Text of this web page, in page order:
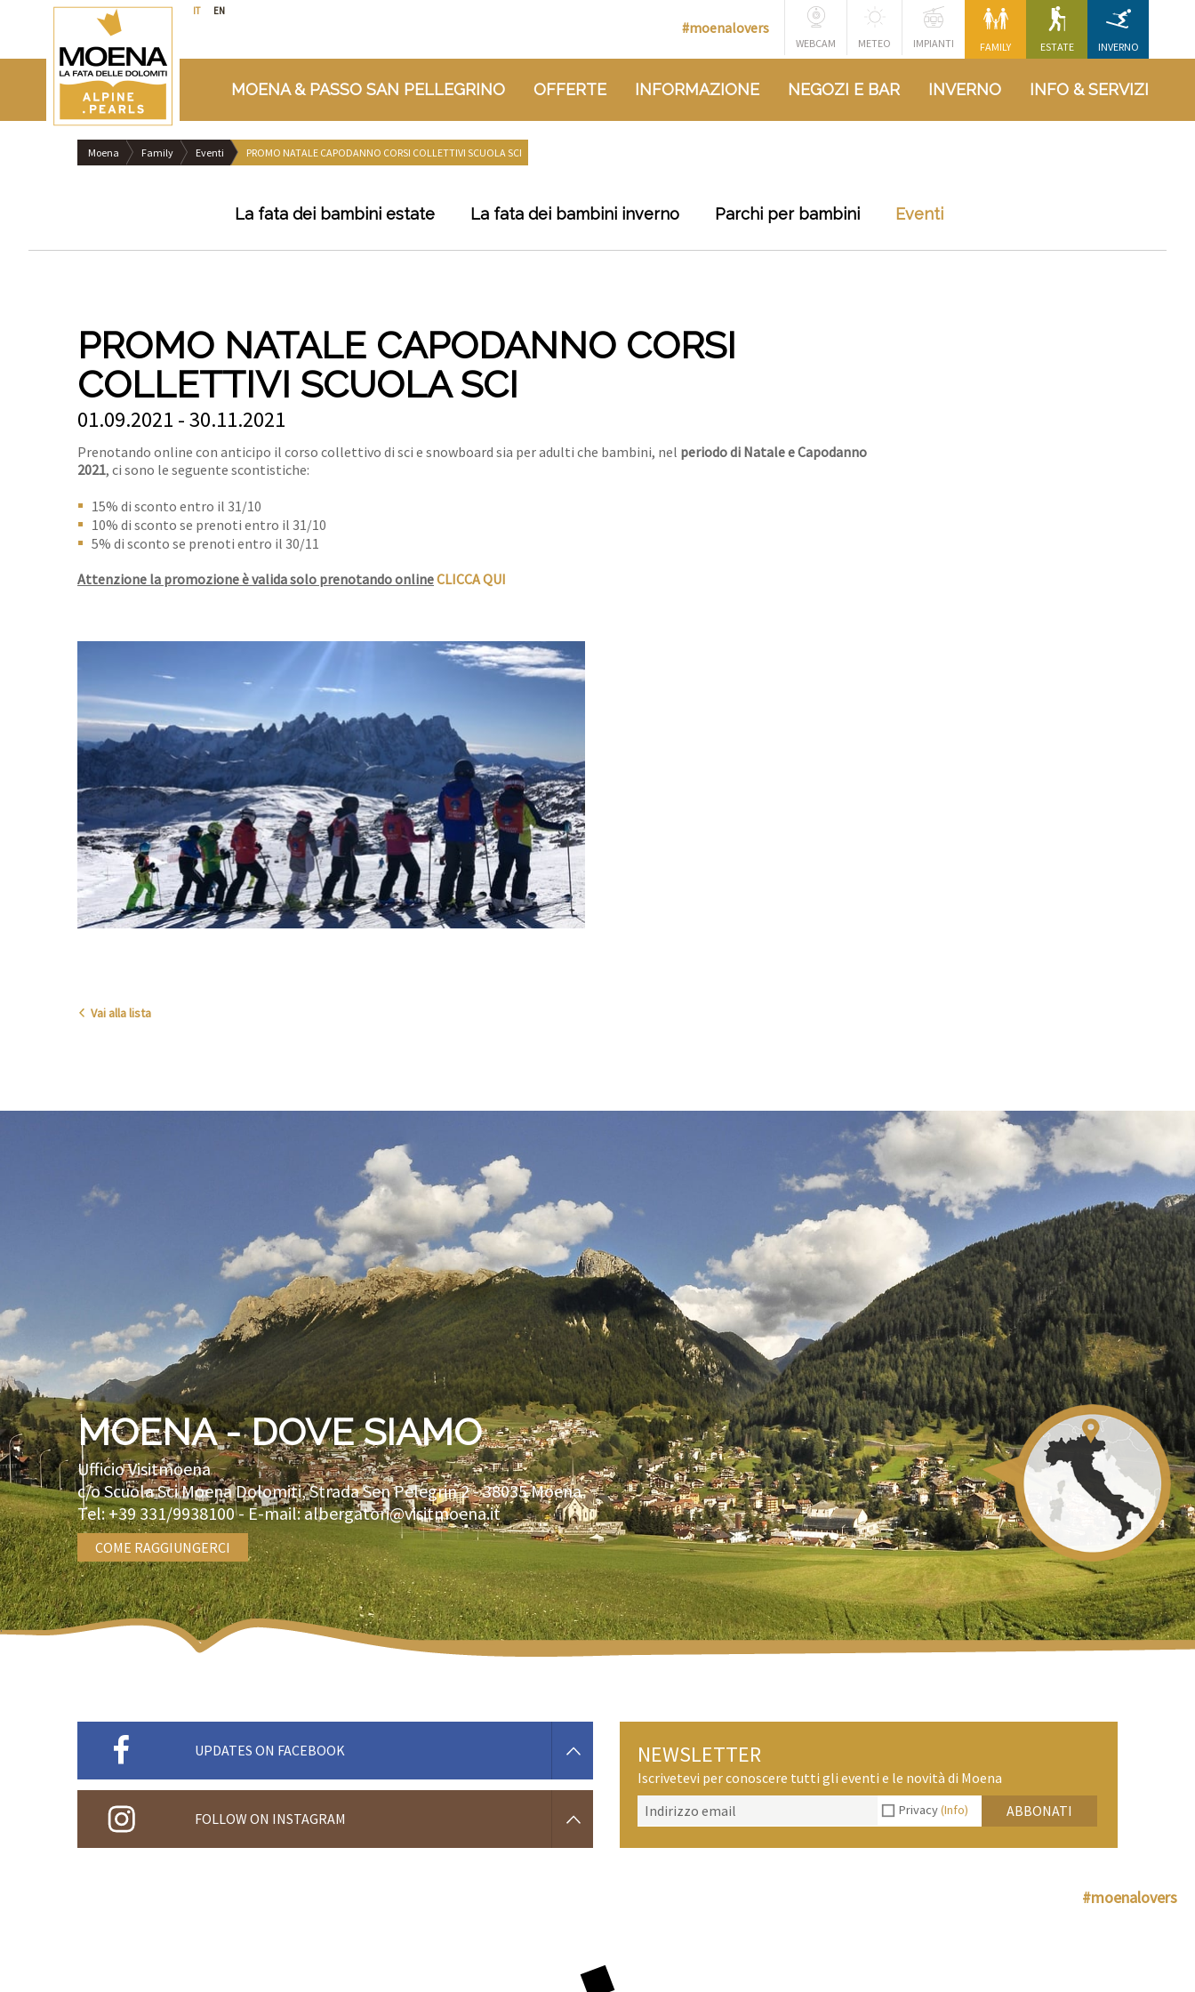
IT EN
FAMILY ESTATE INVERNO
WEBCAM METEO IMPIANTI
#moenalovers
MOENA & PASSO SAN PELLEGRINO OFFERTE INFORMAZIONE NEGOZI E BAR INVERNO INFO & SERVIZI
Moena Family Eventi PROMO NATALE CAPODANNO CORSI COLLETTIVI SCUOLA SCI
La fata dei bambini estate La fata dei bambini inverno Parchi per bambini Eventi
PROMO NATALE CAPODANNO CORSI
COLLETTIVI SCUOLA SCI
01.09.2021 - 30.11.2021
Prenotando online con anticipo il corso collettivo di sci e snowboard sia per adulti che bambini, nel periodo di Natale e Capodanno
2021, ci sono le seguente scontistiche:
15% di sconto entro il 31/10
10% di sconto se prenoti entro il 31/10
5% di sconto se prenoti entro il 30/11
Attenzione la promozione è valida solo prenotando onlineCLICCA QUI
Vai alla lista
MOENA - DOVE SIAMO
Ufficio Visitmoena
c/o Scuola Sci Moena Dolomiti, Strada Sen Pelegrin 2 -38035Moena
Tel:+39 331/9938100- E-mail:albergatori@visitmoena.it
COME RAGGIUNGERCI
UPDATES ON FACEBOOK
FOLLOW ON INSTAGRAM
NEWSLETTER
Iscrivetevi per conoscere tutti gli eventi e le novità di Moena
Privacy(Info) ABBONATI
#moenalovers